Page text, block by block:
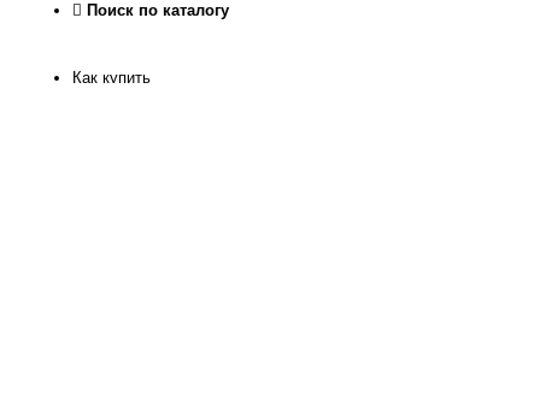
Поиск по каталогу
Как купить